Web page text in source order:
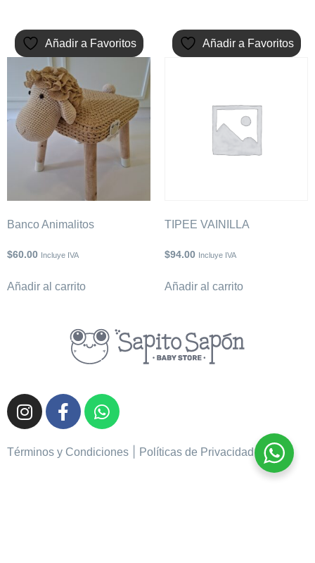
Añadir a Favoritos
Banco Animalitos
$60.00 Incluye IVA
Añadir al carrito
Añadir a Favoritos
TIPEE VAINILLA
$94.00 Incluye IVA
Añadir al carrito
Términos y Condiciones Políticas de Privacidad